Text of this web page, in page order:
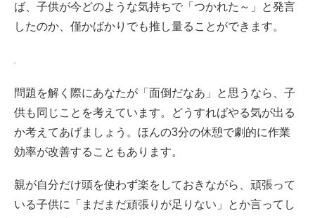
ば、子供が今どのような気持ちで「つかれた～」と発言
したのか、僅かばかりでも推し量ることができます。
問題を解く際にあなたが「面倒だなあ」と思うなら、子
供も同じことを考えています。どうすればやる気が出る
か考えてあげましょう。ほんの3分の休憩で劇的に作業
効率が改善することもあります。
親が自分だけ頭を使わず楽をしておきながら、頑張って
いる子供に「まだまだ頑張りが足りない」とか言ってし